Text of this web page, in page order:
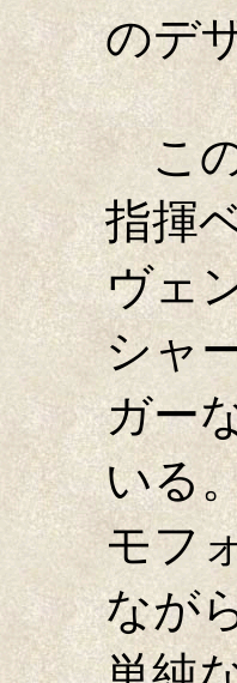
のデ
この
指揮
ヴェ
シャ
ガー
いる
モフ
なが